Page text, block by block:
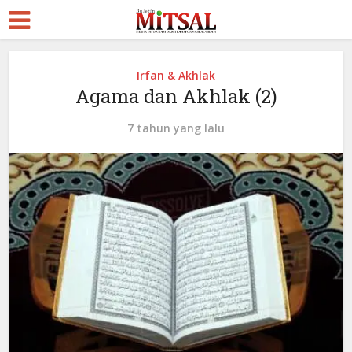
Irfan & Akhlak
Agama dan Akhlak (2)
7 tahun yang lalu